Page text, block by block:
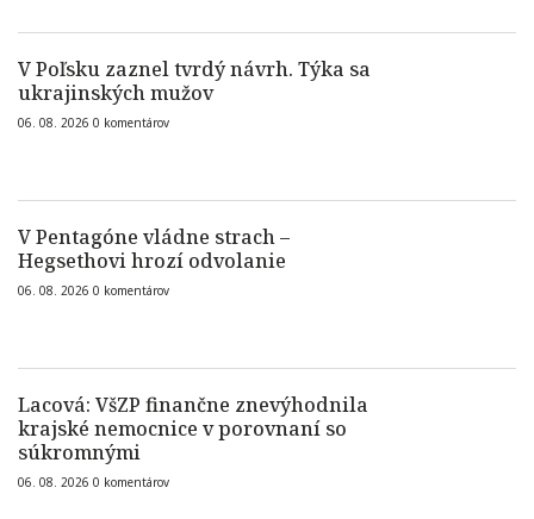
V Poľsku zaznel tvrdý návrh. Týka sa
ukrajinských mužov
06. 08. 2026 0 komentárov
V Pentagóne vládne strach –
Hegsethovi hrozí odvolanie
06. 08. 2026 0 komentárov
Lacová: VšZP finančne znevýhodnila
krajské nemocnice v porovnaní so
súkromnými
06. 08. 2026 0 komentárov